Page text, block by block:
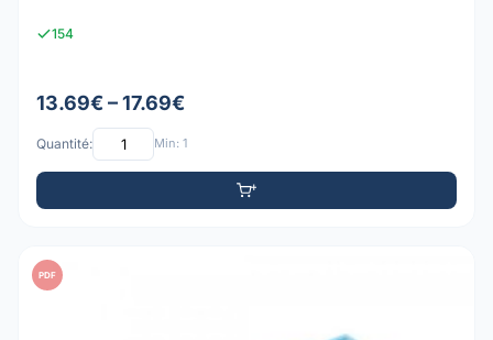
154
13.69€ – 17.69€
Quantité: Min: 1
PDF